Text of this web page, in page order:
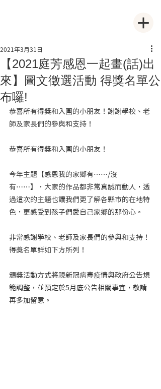
【2021庭芳感恩一起畫(話)出
來】圖文徵選活動 得獎名單公
布囉!
2021年3月31日
恭喜所有得獎和入圍的小朋友！謝謝學校、老
師及家長們的參與和支持！
恭喜所有得獎和入圍的小朋友！
今年主題【感恩我的家鄉有……/沒
有……】，大家的作品都非常真誠而動人，透
過這次的主題也讓我們更了解各縣市的在地特
色，更感受到孩子們愛自己家鄉的那份心。
非常感謝學校、老師及家長們的參與和支持！
得獎名單詳如下方所列！
頒獎活動方式將視新冠病毒疫情與政府公告規
範調整，並預定於5月底公告相關事宜，敬請
再多加留意。